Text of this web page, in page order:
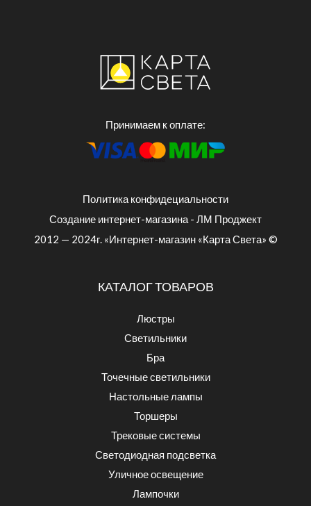
Принимаем к оплате:
Политика конфидециальности
Создание интернет-магазина - ЛМ Проджект
2012 — 2024г. «Интернет-магазин «Карта Света» ©
КАТАЛОГ ТОВАРОВ
Люстры
Светильники
Бра
Точечные светильники
Настольные лампы
Торшеры
Трековые системы
Светодиодная подсветка
Уличное освещение
Лампочки